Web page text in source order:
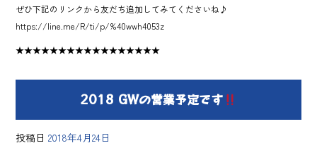
ぜひ下記のリンクから友だち追加してみてくださいね♪
https://line.me/R/ti/p/%40wwh4053z
★★★★★★★★★★★★★★★★★
2018 GWの営業予定です
投稿日 2018年4月24日